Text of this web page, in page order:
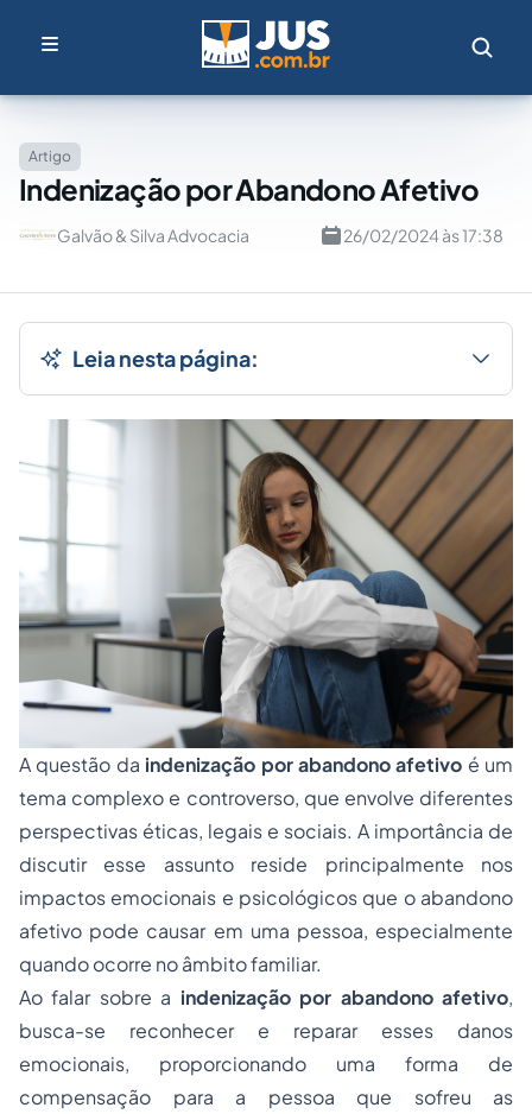
Artigo
Indenização por Abandono Afetivo
Galvão & Silva Advocacia 26/02/2024 às 17:38
Leia nesta página:
A questão da indenização por abandono afetivo é um
tema complexo e controverso, que envolve diferentes
perspectivas éticas, legais e sociais. A importância de
discutir esse assunto reside principalmente nos
impactos emocionais e psicológicos que o abandono
afetivo pode causar em uma pessoa, especialmente
quando ocorre no âmbito familiar.
Ao falar sobre a indenização por abandono afetivo,
busca-se reconhecer e reparar esses danos
emocionais, proporcionando uma forma de
compensação para a pessoa que sofreu as